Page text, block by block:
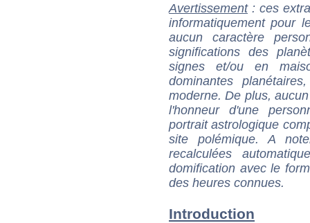
Avertissement: ces
informatiquement pour
aucun caractère
significations des
signes et/ou en
dominantes
moderne. De plus,
l'honneur d'une
portrait astrologique
site polémique. A
recalculées
domification avec le
des heures connues.
Introduction